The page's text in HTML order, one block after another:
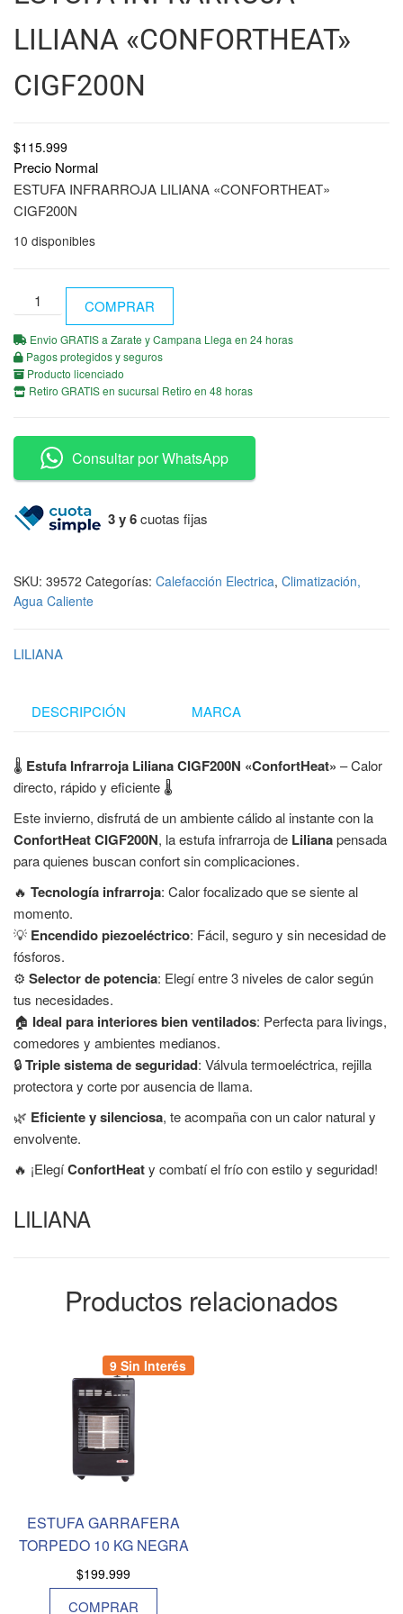
LILIANA «CONFORTHEAT»
CIGF200N
$115.999
Precio Normal
ESTUFA INFRARROJA LILIANA «CONFORTHEAT»
CIGF200N
10 disponibles
COMPRAR
Envio GRATIS a Zarate y Campana Llega en 24 horas
Pagos protegidos y seguros
Producto licenciado
Retiro GRATIS en sucursal Retiro en 48 horas
Consultar por WhatsApp
3 y 6cuotas fijas
SKU: 39572 Categorías: Calefacción Electrica, Climatización,
Agua Caliente
LILIANA
DESCRIPCIÓN MARCA
🌡️ Estufa Infrarroja Liliana CIGF200N «ConfortHeat» – Calor
directo, rápido y eficiente 🌡️
Este invierno, disfrutá de un ambiente cálido al instante con la
ConfortHeat CIGF200N, la estufa infrarroja de Lilianapensada
para quienes buscan confort sin complicaciones.
🔥 Tecnología infrarroja: Calor focalizado que se siente al
momento.
💡 Encendido piezoeléctrico: Fácil, seguro y sin necesidad de
fósforos.
⚙️ Selector de potencia: Elegí entre 3 niveles de calor según
tus necesidades.
🏠 Ideal para interiores bien ventilados: Perfecta para livings,
comedores y ambientes medianos.
🔒Triple sistema de seguridad: Válvula termoeléctrica, rejilla
protectora y corte por ausencia de llama.
🌿 Eficiente y silenciosa, te acompaña con un calor natural y
envolvente.
🔥 ¡ElegíConfortHeaty combatí el frío con estilo y seguridad!
LILIANA
Productos relacionados
9 Sin Interés
ESTUFA GARRAFERA
TORPEDO 10 KG NEGRA
$199.999
COMPRAR